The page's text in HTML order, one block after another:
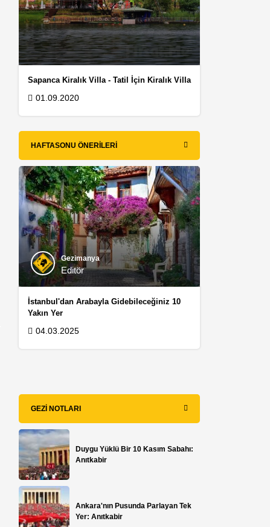
Sapanca Kiralık Villa - Tatil İçin Kiralık Villa
01.09.2020
HAFTASONU ÖNERILERI
Gezimanya
Editör
İstanbul'dan Arabayla Gidebileceğiniz 10
Yakın Yer
04.03.2025
GEZI NOTLARI
Duygu Yüklü Bir 10 Kasım Sabahı:
Anıtkabir
Ankara'nın Pusunda Parlayan Tek
Yer: Anıtkabir